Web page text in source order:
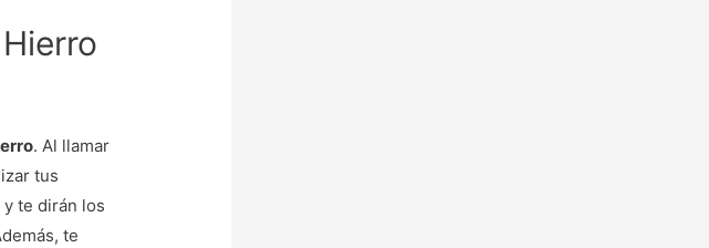
. Al llamar
tus
te dirán los
te